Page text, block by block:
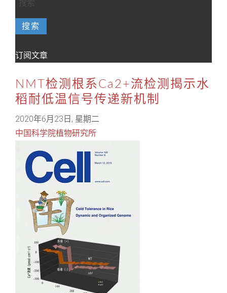
搜索
订阅文章
NMT检测根系Ca2+流检测揭示水
稻耐低温信号传递新机制
2020年6月23日, 星期二
中国科学院植物研究所